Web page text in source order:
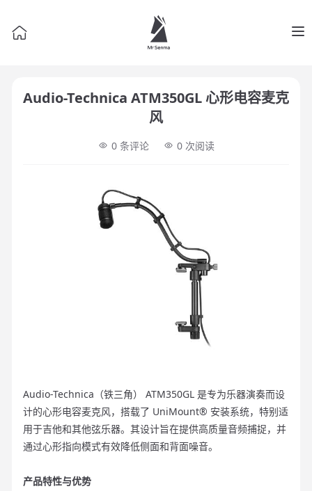
Audio-Technica ATM350GL 心形电容麦克
风
0 条评论 0 次阅读
Audio-Technica（铁三角） ATM350GL 是专为乐器演奏而设
计的心形电容麦克风，搭载了 UniMount® 安装系统，特别适
用于吉他和其他弦乐器。其设计旨在提供高质量音频捕捉，并
通过心形指向模式有效降低侧面和背面噪音。
产品特性与优势